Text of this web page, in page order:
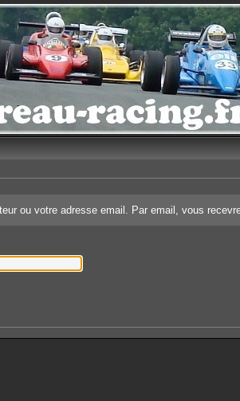
ou votre adresse email. Par email, vous